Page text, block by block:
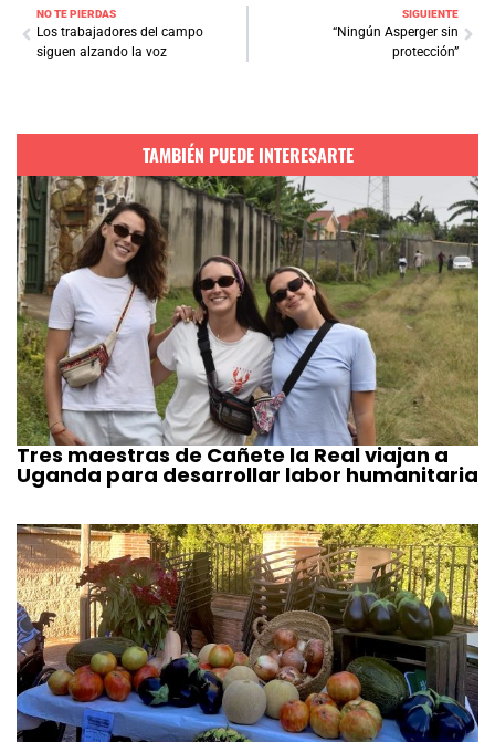
NO TE PIERDAS
Los trabajadores del campo
siguen alzando la voz
SIGUIENTE
“Ningún Asperger sin
protección”
TAMBIÉN PUEDE INTERESARTE
Tres maestras de Cañete la Real viajan a
Uganda para desarrollar labor humanitaria